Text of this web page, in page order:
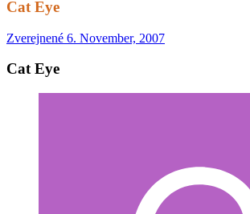
Cat Eye
Zverejnené 6. November, 2007
Cat Eye